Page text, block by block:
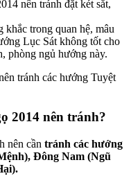
nên tránh đặt két sắt,
khắc trong quan hệ, mâu
Lục Sát không tốt cho
phòng ngủ hướng này.
tránh các hướng Tuyệt
2014 nên tránh?
nên cần tránh các hướng
Đông Nam (Ngũ